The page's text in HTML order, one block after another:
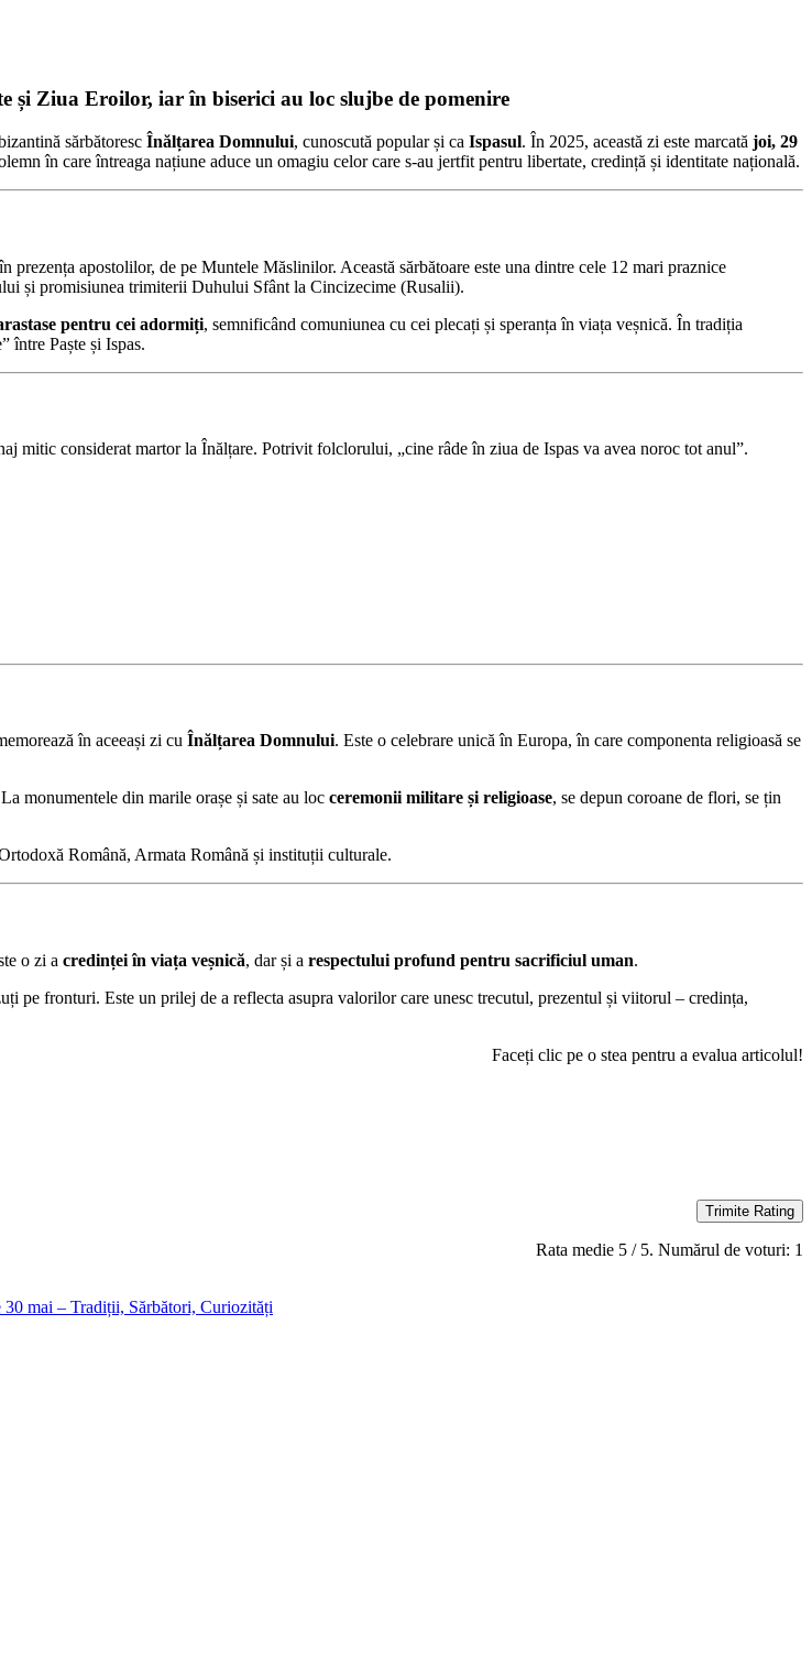
și Ziua Eroilor, iar în biserici au loc slujbe de pomenire
sărbătoresc Înălțarea Domnului, cunoscută popular și ca Ispasul. În 2025, această zi este marcată joi, 29
în care întreaga națiune aduce un omagiu celor care s-au jertfit pentru libertate, credință și identitate națională.
apostolilor, de pe Muntele Măslinilor. Această sărbătoare este una dintre cele 12 mari praznice
și promisiunea trimiterii Duhului Sfânt la Cincizecime (Rusalii).
pentru cei adormiți, semnificând comuniunea cu cei plecați și speranța în viața veșnică. În tradiția
între Paște și Ispas.
mitic considerat martor la Înălțare. Potrivit folclorului, „cine râde în ziua de Ispas va avea noroc tot anul”.
în aceeași zi cu Înălțarea Domnului. Este o celebrare unică în Europa, în care componenta religioasă se
monumentele din marile orașe și sate au loc ceremonii militare și religioase, se depun coroane de flori, se țin
Română, Armata Română și instituții culturale.
o zi a credinței în viața veșnică, dar și a respectului profund pentru sacrificiul uman.
pe fronturi. Este un prilej de a reflecta asupra valorilor care unesc trecutul, prezentul și viitorul – credința,
Faceți clic pe o stea pentru a evalua articolul!
Trimite Rating
Rata medie 5 / 5. Numărul de voturi: 1
30 mai – Tradiții, Sărbători, Curiozități